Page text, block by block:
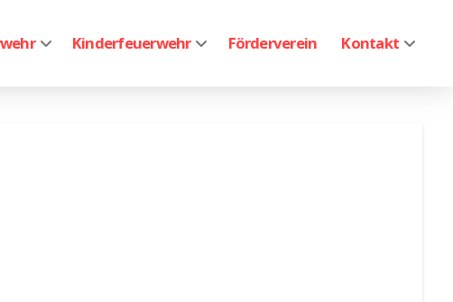
Kinderfeuerwehr Förderverein Kontakt